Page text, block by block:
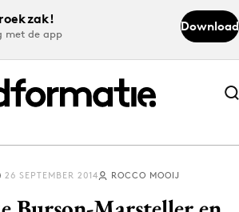
met de app
Download
Abonneer nu
Abonneer nu
26 SEPTEMBER 2014 ROCCO MOOIJ